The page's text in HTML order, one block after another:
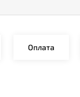
Оплата